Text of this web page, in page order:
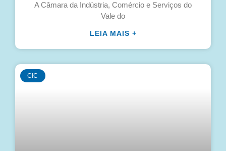
A Câmara da Indústria, Comércio e Serviços do
Vale do
LEIA MAIS +
CIC